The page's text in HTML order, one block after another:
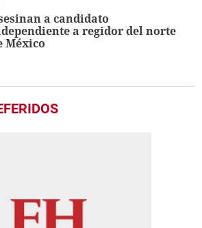
a candidato
a regidor del norte
México